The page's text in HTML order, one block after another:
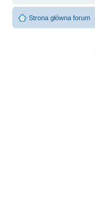
Strona główna forum